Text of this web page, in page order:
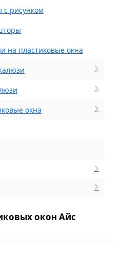
рисунком
на пластиковые окна
окна
окон Айс